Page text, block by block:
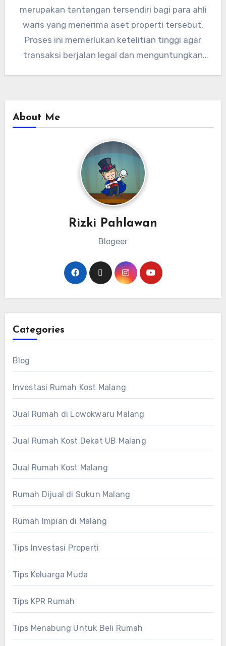
merupakan tantangan tersendiri bagi para ahli
waris yang menerima aset properti tersebut.
Proses ini memerlukan ketelitian tinggi agar
transaksi berjalan legal dan menguntungkan
About Me
Rizki Pahlawan
Blogeer
Categories
Blog
Investasi Rumah Kost Malang
Jual Rumah di Lowokwaru Malang
Jual Rumah Kost Dekat UB Malang
Jual Rumah Kost Malang
Rumah Dijual di Sukun Malang
Rumah Impian di Malang
Tips Investasi Properti
Tips Keluarga Muda
Tips KPR Rumah
Tips Menabung Untuk Beli Rumah